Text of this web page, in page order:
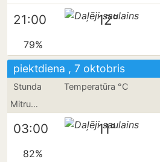
21:00 12°
79%
piektdiena , 7 oktobris
Stunda Temperatūra °C
Mitrums
03:00 11°
82%